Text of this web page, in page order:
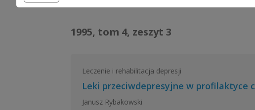
1995, tom 4, zeszyt 3
Leczenie i rehabilitacja depresji
Leki przeciwdepresyjne w
Janusz Rybakowski